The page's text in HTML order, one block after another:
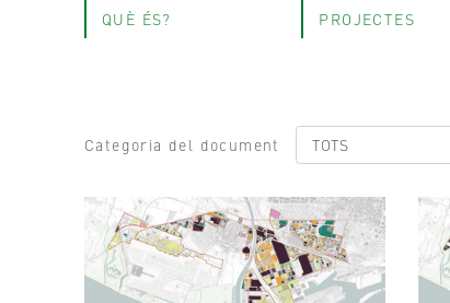
QUÈ ÉS? PROJECTES
Categoria del document